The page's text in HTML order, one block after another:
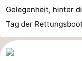
Gelegenheit, hinter
Tag der